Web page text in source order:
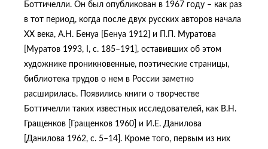
Боттичелли. Он был опубликован в 1967 году – как раз
в тот период, когда после двух русских авторов начала
XX века, А.Н. Бенуа [Бенуа 1912] и П.П. Муратова
[Муратов 1993, I, c. 185–191], оставивших об этом
художнике проникновенные, поэтические страницы,
библиотека трудов о нем в России заметно
расширилась. Появились книги о творчестве
Боттичелли таких известных исследователей, как В.Н.
Гращенков [Гращенков 1960] и И.Е. Данилова
[Данилова 1962, с. 5–14]. Кроме того, первым из них